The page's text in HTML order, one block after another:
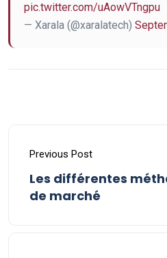
pic.twitter.com/uAowVTngpu
— Xarala (@xaralatech)
Previous Post
Les différentes
de marché